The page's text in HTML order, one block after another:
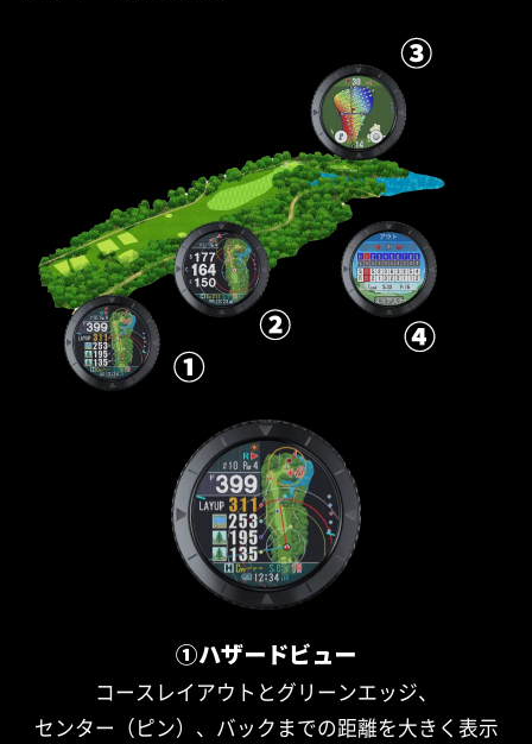
①ハザードビュー
コースレイアウトとグリーンエッジ、
センター（ピン）、バックまでの距離を大きく表示